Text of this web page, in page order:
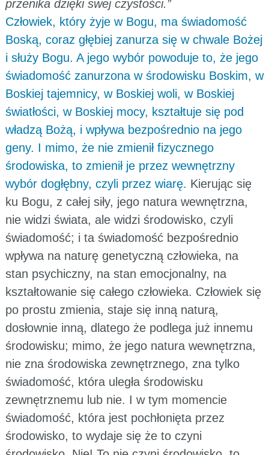
przenika dzięki swej czystości.”
Człowiek, który żyje w Bogu, ma świadomość
Boską, coraz głębiej zanurza się w chwale Bożej
i służy Bogu. A jego wybór powoduje to, że jego
świadomość zanurzona w środowisku Boskim, w
Boskiej tajemnicy, w Boskiej woli, w Boskiej
światłości, w Boskiej mocy, kształtuje się pod
władzą Bożą, i wpływa bezpośrednio na jego
geny. I mimo, że nie zmienił fizycznego
środowiska, to zmienił je przez wewnętrzny
wybór dogłębny, czyli przez wiarę. Kierując się
ku Bogu, z całej siły, jego natura wewnętrzna,
nie widzi świata, ale widzi środowisko, czyli
świadomość; i ta świadomość bezpośrednio
wpływa na naturę genetyczną człowieka, na
stan psychiczny, na stan emocjonalny, na
kształtowanie się całego człowieka. Człowiek się
po prostu zmienia, staje się inną naturą,
dosłownie inną, dlatego że podlega już innemu
środowisku; mimo, że jego natura wewnętrzna,
nie zna środowiska zewnętrznego, zna tylko
świadomość, która uległa środowisku
zewnętrznemu lub nie. I w tym momencie
świadomość, która jest pochłonięta przez
środowisko, to wydaje się że to czyni